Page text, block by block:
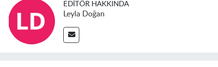
EDITÖR HAKKINDA
Leyla Doğan